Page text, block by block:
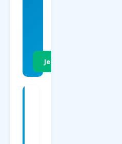
Jetzt Preise vergleichen